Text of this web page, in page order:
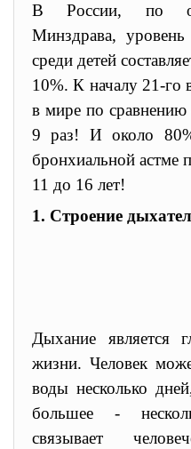
В России, по
Минздрава, уровень
среди детей
10%. К началу 21-го
в мире по
9 раз! И около
бронхиальной астме
11 до 16 лет!
1. Строение
Дыхание является
жизни. Человек
воды несколько
большее -
связывает